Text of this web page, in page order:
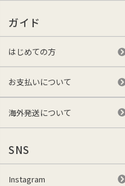
ガイド
はじめての方
お支払いについて
海外発送について
SNS
Instagram